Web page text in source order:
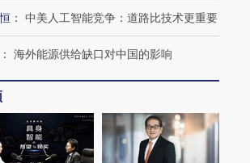
的吸金
马航飞行员跨国走私7万
毒品
育部长拱下台
： 中美人工智能竞争：道路比技术更重要
： 海外能源供给缺口对中国的影响